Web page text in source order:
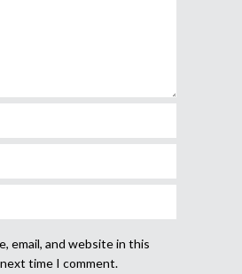
email, and website in this
time I comment.